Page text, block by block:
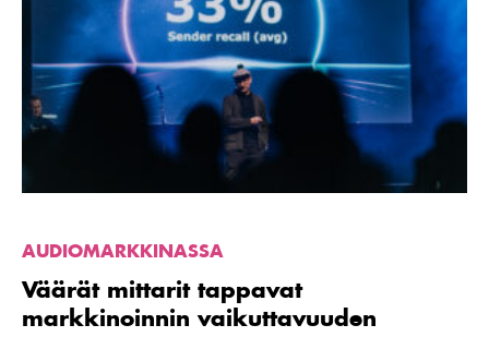
mittarit
tappavat
markkinoinnin
vaikuttavuuden
AUDIOMARKKINASSA
Väärät mittarit tappavat
markkinoinnin vaikuttavuuden